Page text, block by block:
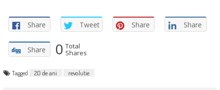
Share Tweet Share Share
Share 0 Total
Shares
Tagged 20 de ani revolutie